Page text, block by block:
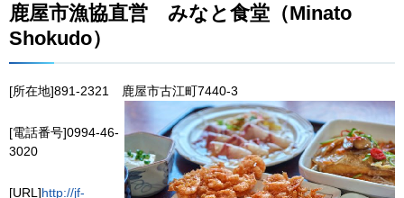
鹿屋市漁協直営 みなと食堂（Minato
Shokudo）
[所在地]891-2321 鹿屋市古江町7440-3
[電話番号]0994-46-
3020
[URL]http://jf-